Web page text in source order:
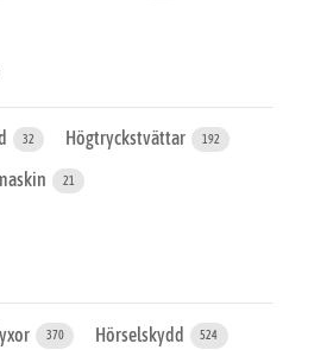
32 Högtryckstvättar 192
21
370 Hörselskydd 524